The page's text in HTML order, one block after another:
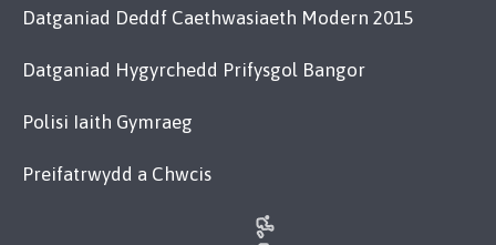
Datganiad Deddf Caethwasiaeth Modern 2015
Datganiad Hygyrchedd Prifysgol Bangor
Polisi Iaith Gymraeg
Preifatrwydd a Chwcis